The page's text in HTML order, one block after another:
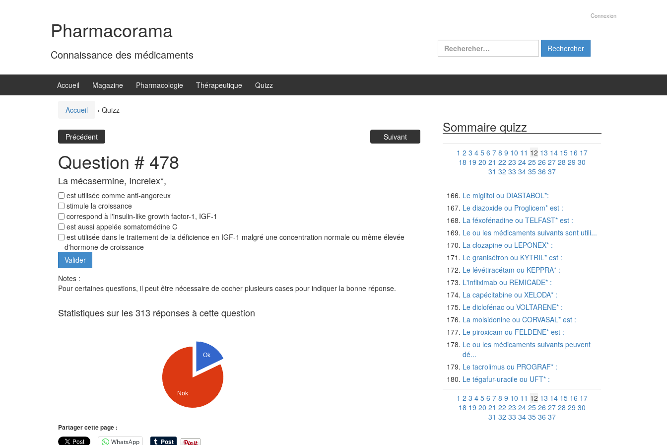
Pharmacorama
Connaissance des médicaments
Connexion
Rechercher :
Accueil Magazine Pharmacologie Thérapeutique Quizz
Accueil › Quizz
Précédent Suivant
Question # 478
La mécasermine, Increlex*,
est utilisée comme anti-angoreux
stimule la croissance
correspond à l'insulin-like growth factor-1, IGF-1
est aussi appelée somatomédine C
est utilisée dans le traitement de la déficience en IGF-1 malgré une concentration normale ou même élevée
d'hormone de croissance
Notes :
Pour certaines questions, il peut être nécessaire de cocher plusieurs cases pour indiquer la bonne réponse.
Statistiques sur les 313 réponses à cette question
Ok
Nok
Partager cette page :
WhatsApp
Sommaire quizz
1 2 3 4 5 6 7 8 9 10 11 12 13 14 15 16 17
18 19 20 21 22 23 24 25 26 27 28 29 30
31 32 33 34 35 36 37
Le miglitol ou DIASTABOL*:
Le diazoxide ou Proglicem* est :
La féxofénadine ou TELFAST* est :
Le ou les médicaments suivants sont utili...
La clozapine ou LEPONEX* :
Le granisétron ou KYTRIL* est :
Le lévétiracétam ou KEPPRA* :
L'infliximab ou REMICADE* :
La capécitabine ou XELODA* :
Le diclofénac ou VOLTARENE* :
La molsidonine ou CORVASAL* est :
Le piroxicam ou FELDENE* est :
Le ou les médicaments suivants peuvent
dé...
Le tacrolimus ou PROGRAF* :
Le tégafur-uracile ou UFT* :
1 2 3 4 5 6 7 8 9 10 11 12 13 14 15 16 17
18 19 20 21 22 23 24 25 26 27 28 29 30
31 32 33 34 35 36 37